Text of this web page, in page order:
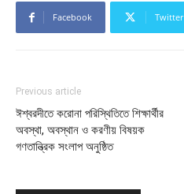
Facebook Twitter
Previous article
ঈশ্বরদীতে করোনা পরিস্থিতিতে শিক্ষার্থীর
অবস্থা, অবস্থান ও করণীয় বিষয়ক
গণতান্ত্রিক সংলাপ অনুষ্ঠিত